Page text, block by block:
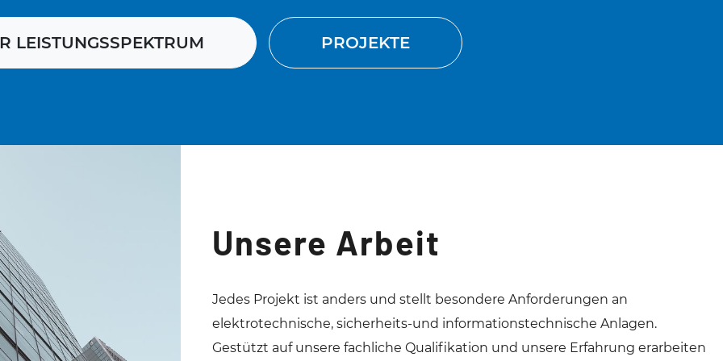
LEISTUNGSSPEKTRUM PROJEKTE
Unsere Arbeit
Jedes Projekt ist anders und stellt besondere Anforderungen an
elektrotechnische, sicherheits-und informationstechnische Anlagen.
Gestützt auf unsere fachliche Qualifikation und unsere Erfahrung erarbeiten